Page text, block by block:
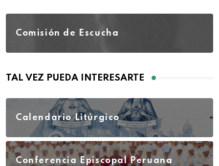
Comisión de Escucha
TAL VEZ PUEDA INTERESARTE
Calendario Litúrgico
Conferencia Episcopal Peruana